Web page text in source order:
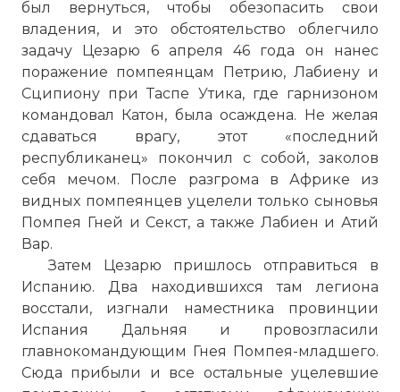
был вернуться, чтобы обезопасить свои
владения, и это обстоятельство облегчило
задачу Цезарю 6 апреля 46 года он нанес
поражение помпеянцам Петрию, Лабиену и
Сципиону при Таспе Утика, где гарнизоном
командовал Катон, была осаждена. Не желая
сдаваться врагу, этот «последний
республиканец» покончил с собой, заколов
себя мечом. После разгрома в Африке из
видных помпеянцев уцелели только сыновья
Помпея Гней и Секст, а также Лабиен и Атий
Вар.
Затем Цезарю пришлось отправиться в
Испанию. Два находившихся там легиона
восстали, изгнали наместника провинции
Испания Дальняя и провозгласили
главнокомандующим Гнея Помпея-младшего.
Сюда прибыли и все остальные уцелевшие